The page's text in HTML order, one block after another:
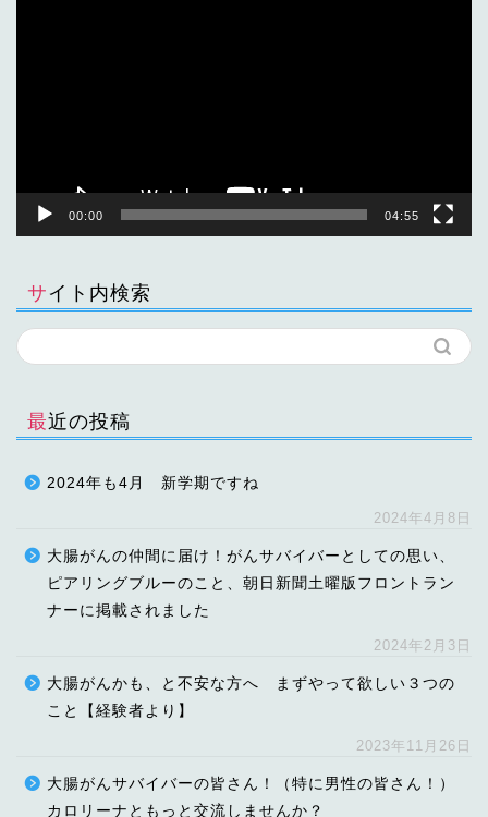
00:00 04:55
サイト内検索
最近の投稿
2024年も4月 新学期ですね
2024年4月8日
大腸がんの仲間に届け！がんサバイバーとしての思い、
ピアリングブルーのこと、朝日新聞土曜版フロントラン
ナーに掲載されました
2024年2月3日
大腸がんかも、と不安な方へ まずやって欲しい３つの
こと【経験者より】
2023年11月26日
大腸がんサバイバーの皆さん！（特に男性の皆さん！）
カロリーナともっと交流しませんか？